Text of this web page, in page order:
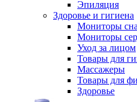
Эпиляция
Здоровье и гигиена
Мониторы сна
Мониторы
Уход за лицом
Товары для
Массажеры
Товары для
Здоровье